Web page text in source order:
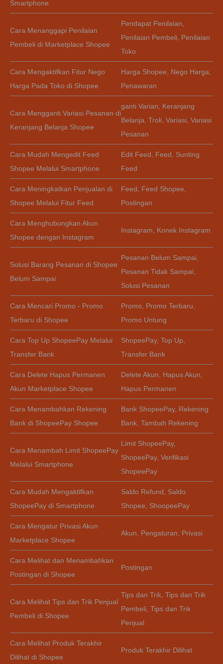
Smartphone
Cara Menanggapi Penilaian
Pembeli di Marketplace Shopee
Pendapat Penilaian,
Penilaian Pembeli, Penilaian
Toko
Cara Mengaktifkan Fitur Nego
Harga Pada Toko di Shopee
Harga Shopee, Nego Harga,
Penawaran
Cara Mengganti Variasi Pesanan di
Keranjang Belanja Shopee
ganti Varian, Keranjang
Belanja, Troli, Variasi, Variasi
Pesanan
Cara Mudah Mengedit Feed
Shopee Melalui Smartphone
Edit Feed, Feed, Sunting
Feed
Cara Meningkatkan Penjualan di
Shopee Melalui Fitur Feed
Feed, Feed Shopee,
Postingan
Cara Menghubungkan Akun
Shopee dengan Instagram
Instagram, Konek Instagram
Solusi Barang Pesanan di Shopee
Belum Sampai
Pesanan Belum Sampai,
Pesanan Tidak Sampai,
Solusi Pesanan
Cara Mencari Promo - Promo
Terbaru di Shopee
Promo, Promo Terbaru,
Promo Untung
Cara Top Up ShopeePay Melalui
Transfer Bank
ShopeePay, Top Up,
Transfer Bank
Cara Delete Hapus Permanen
Akun Marketplace Shopee
Delete Akun, Hapus Akun,
Hapus Permanen
Cara Menambahkan Rekening
Bank di ShopeePay Shopee
Bank ShopeePay, Rekening
Bank, Tambah Rekening
Cara Menambah Limit ShopeePay
Melalui Smartphone
Limit ShopeePay,
ShopeePay, Verifikasi
ShopeePay
Cara Mudah Mengaktifkan
ShopeePay di Smartphone
Saldo Refund, Saldo
Shopee, ShoopeePay
Cara Mengatur Privasi Akun
Marketplace Shopee
Akun, Pengaturan, Privasi
Cara Melihat dan Menambahkan
Postingan di Shopee
Postingan
Cara Melihat Tips dan Trik Penjual
Pembeli di Shopee
Tips dan Trik, Tips dan Trik
Pembeli, Tips dan Trik
Penjual
Cara Melihat Produk Terakhir
Dilihat di Shopee
Produk Terakhir Dilihat